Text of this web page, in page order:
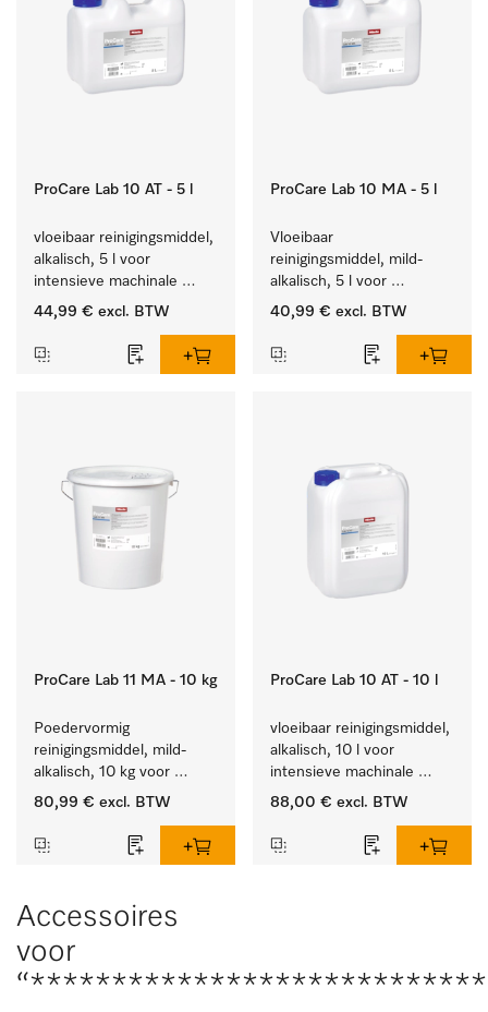
ProCare Lab 10 AT - 5 l
vloeibaar reinigingsmiddel,
alkalisch, 5 l voor
intensieve machinale
reiniging van
gerei.
44,99 € excl. BTW
ProCare Lab 10 MA - 5 l
Vloeibaar
reinigingsmiddel, mild-
alkalisch, 5 l voor
materiaalbesparende,
laboratoriumglasw. en -
40,99 € excl. BTW
ProCare Lab 11 MA - 10 kg
Poedervormig
reinigingsmiddel, mild-
alkalisch, 10 kg voor
materiaalbesparende,
laboratoriumglasw. en -
80,99 € excl. BTW
ProCare Lab 10 AT - 10 l
vloeibaar reinigingsmiddel,
alkalisch, 10 l voor
intensieve machinale
reiniging van
gerei.
88,00 € excl. BTW
Accessoires
voor